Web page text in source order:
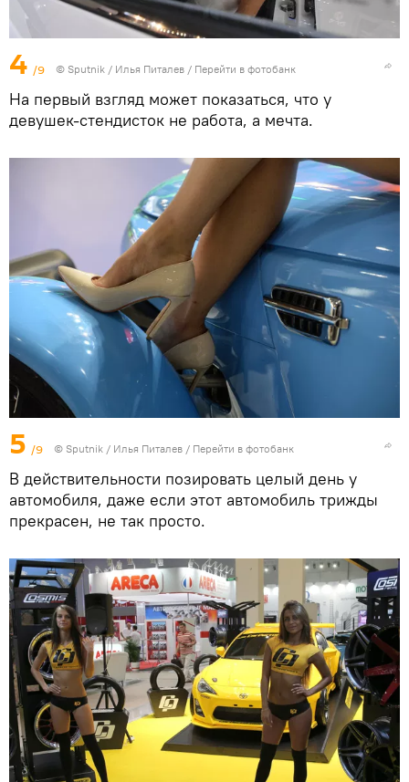
4 /9 © Sputnik / Илья Питалев / Перейти в фотобанк
На первый взгляд может показаться, что у
девушек-стендисток не работа, а мечта.
5 /9 © Sputnik / Илья Питалев / Перейти в фотобанк
В действительности позировать целый день у
автомобиля, даже если этот автомобиль трижды
прекрасен, не так просто.